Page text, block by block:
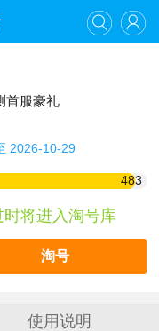
首服豪礼
2026-10-29
483
将进入淘号库
淘号
使用说明